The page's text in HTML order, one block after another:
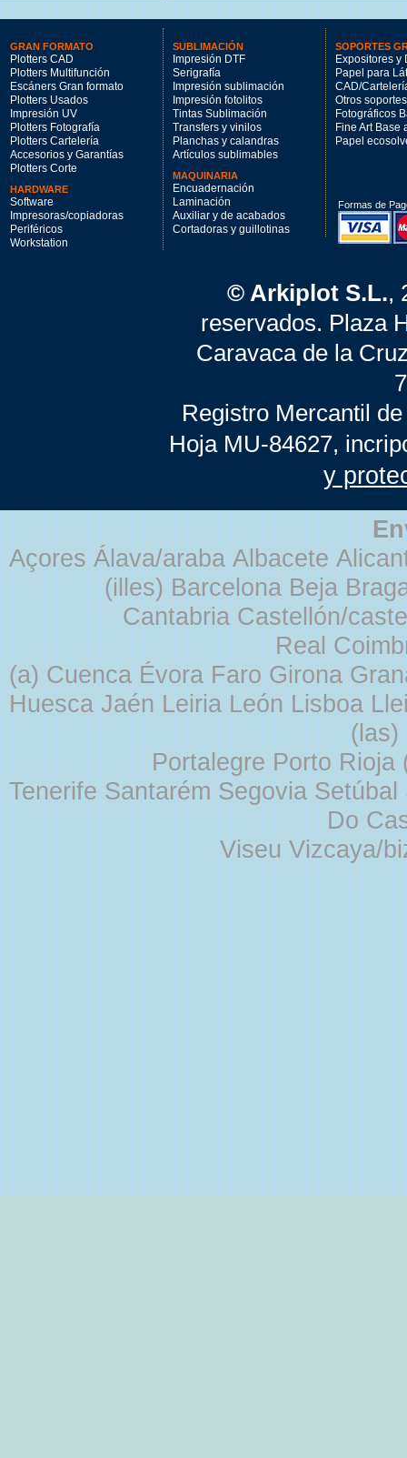
GRAN FORMATO
Plotters CAD
Plotters Multifunción
Escáners Gran formato
Plotters Usados
Impresión UV
Plotters Fotografía
Plotters Cartelería
Accesorios y Garantías
Plotters Corte
HARDWARE
Software
Impresoras/copiadoras
Periféricos
Workstation
SUBLIMACIÓN
Impresión DTF
Serigrafía
Impresión sublimación
Impresión fotolitos
Tintas Sublimación
Transfers y vinilos
Planchas y calandras
Artículos sublimables
MAQUINARIA
Encuadernación
Laminación
Auxiliar y de acabados
Cortadoras y guillotinas
SOPORTES
Expositores y
Papel para
CAD/
Otros soportes
Fotográficos
Fine Art Base
Papel
Formas de
© Arkiplot S.L.,
reservados. Plaza
Caravaca de la
Registro Mercantil
Hoja MU-84627,
y
Açores Álava/araba Albacete
(illes) Barcelona Beja
Cantabria Castellón/
Real
(a) Cuenca Évora Faro Girona
Huesca Jaén Leiria León Lisboa
Portalegre Porto
Tenerife Santarém Segovia
Do
Viseu Vizcaya/